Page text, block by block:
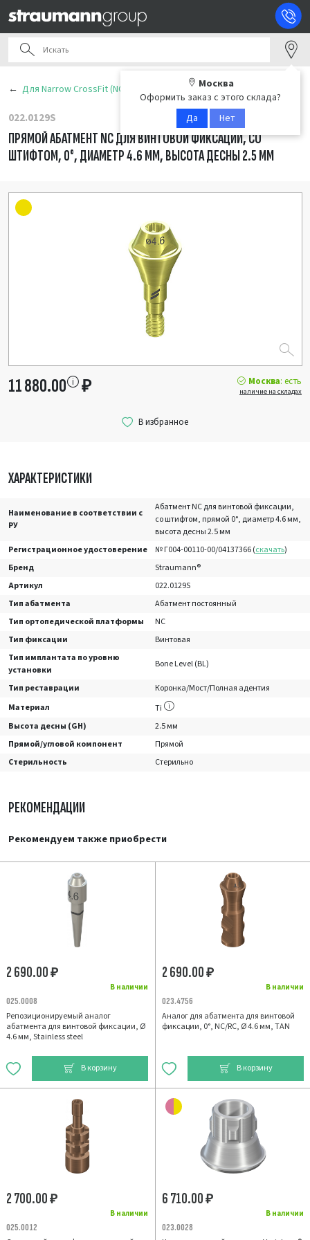
Москва
Оформить заказ с этого склада?
Да
Нет
Для Narrow CrossFit (NC)
022.0129S
ПРЯМОЙ АБАТМЕНТ NC ДЛЯ ВИНТОВОЙ ФИКСАЦИИ, СО
ШТИФТОМ, 0°, ДИАМЕТР 4.6 ММ, ВЫСОТА ДЕСНЫ 2.5 ММ
ХАРАКТЕРИСТИКИ
Наименование в соответствии с
РУ
Абатмент NC для винтовой фиксации,
со штифтом, прямой 0°, диаметр 4.6 мм,
высота десны 2.5 мм
Регистрационное удостоверение
№ Г004-00110-00/04137366 (скачать)
Бренд
Straumann®
Артикул
022.0129S
Тип абатмента
Абатмент постоянный
Тип ортопедической платформы
NC
Тип фиксации
Винтовая
Тип имплантата по уровню
установки
Bone Level (BL)
Тип реставрации
Коронка/Мост/Полная адентия
Материал
Ti
Высота десны (GH)
2.5 мм
Прямой/угловой компонент
Прямой
Стерильность
Стерильно
11 880.00 ₽ Москва: есть
наличие на складах
РЕКОМЕНДАЦИИ
Рекомендуем также приобрести
В наличии
2 690.00₽
025.0008
Репозиционируемый аналог
абатмента для винтовой фиксации, Ø
4.6 мм, Stainless steel
В корзину
В наличии
2 690.00₽
023.4756
Аналог для абатмента для винтовой
фиксации, 0°, NC/RC, Ø 4.6 мм, TAN
В корзину
В наличии
2 700.00₽
025.0012
В наличии
6 710.00₽
023.0028